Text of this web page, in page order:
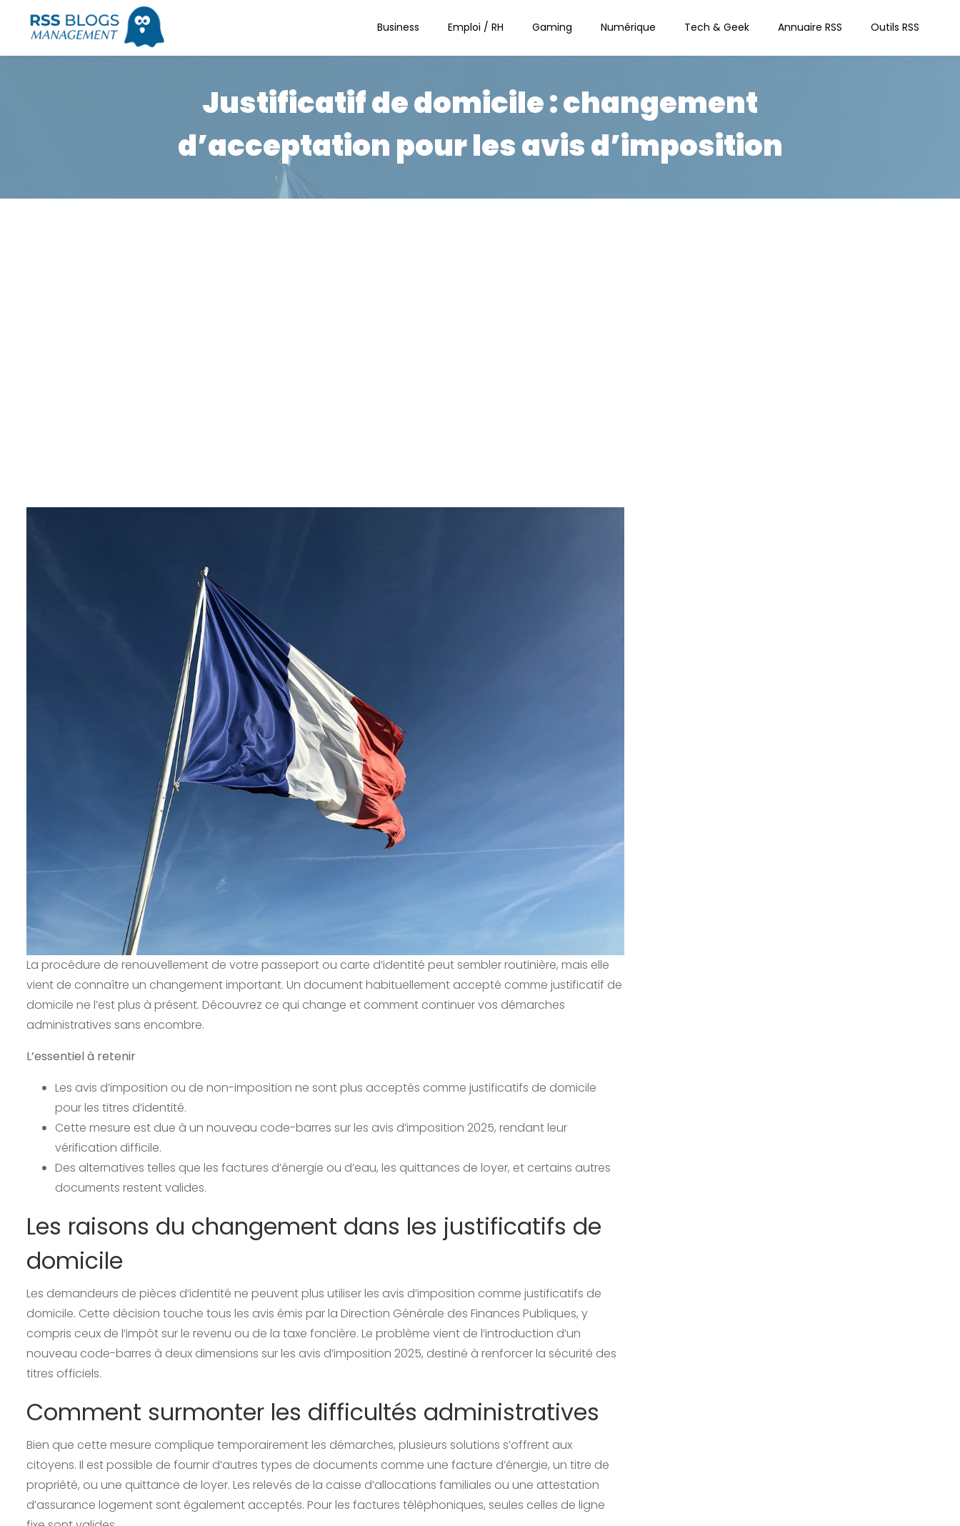
Business Emploi / RH Gaming Numérique Tech & Geek Annuaire RSS Outils RSS
Justificatif de domicile : changement
d’acceptation pour les avis d’imposition
La procédure de renouvellement de votre passeport ou carte d’identité peut sembler routinière, mais elle
vient de connaître un changement important. Un document habituellement accepté comme justificatif de
domicile ne l’est plus à présent. Découvrez ce qui change et comment continuer vos démarches
administratives sans encombre.
L’essentiel à retenir
Les avis d’imposition ou de non-imposition ne sont plus acceptés comme justificatifs de domicile
pour les titres d’identité.
Cette mesure est due à un nouveau code-barres sur les avis d’imposition 2025, rendant leur
vérification difficile.
Des alternatives telles que les factures d’énergie ou d’eau, les quittances de loyer, et certains autres
documents restent valides.
Les raisons du changement dans les justificatifs de
domicile
Les demandeurs de pièces d’identité ne peuvent plus utiliser les avis d’imposition comme justificatifs de
domicile. Cette décision touche tous les avis émis par la Direction Générale des Finances Publiques, y
compris ceux de l’impôt sur le revenu ou de la taxe foncière. Le problème vient de l’introduction d’un
nouveau code-barres à deux dimensions sur les avis d’imposition 2025, destiné à renforcer la sécurité des
titres officiels.
Comment surmonter les difficultés administratives
Bien que cette mesure complique temporairement les démarches, plusieurs solutions s’offrent aux
citoyens. Il est possible de fournir d’autres types de documents comme une facture d’énergie, un titre de
propriété, ou une quittance de loyer. Les relevés de la caisse d’allocations familiales ou une attestation
d’assurance logement sont également acceptés. Pour les factures téléphoniques, seules celles de ligne